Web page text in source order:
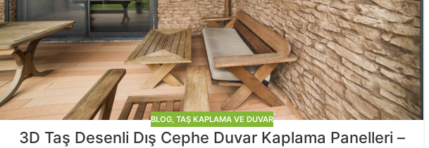
BLOG, TAŞ KAPLAMA VE DUVAR
3D Taş Desenli Dış Cephe Duvar Kaplama Panelleri –